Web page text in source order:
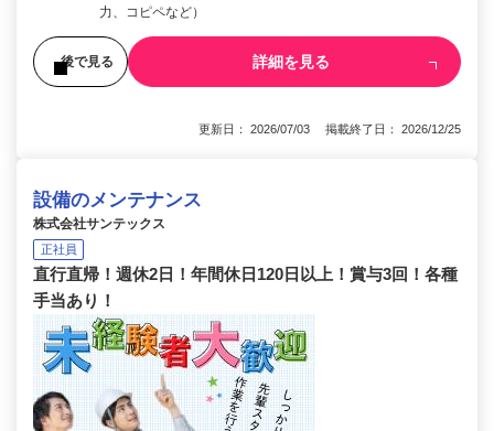
力、コピペなど）
後で見る 詳細を見る
更新日： 2026/07/03 掲載終了日： 2026/12/25
設備のメンテナンス
株式会社サンテックス
正社員
直行直帰！週休2日！年間休日120日以上！賞与3回！各種
手当あり！